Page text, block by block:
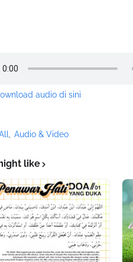
audio di sini
Audio & Video
like